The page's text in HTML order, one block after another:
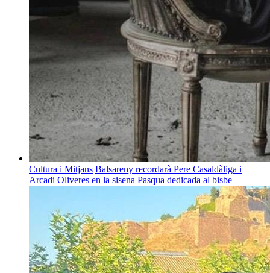
Cultura i Mitjans Balsareny recordarà Pere Casaldàliga i
Arcadi Oliveres en la sisena Pasqua dedicada al bisbe